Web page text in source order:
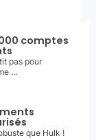
comptes
pas pour
...
que Hulk !